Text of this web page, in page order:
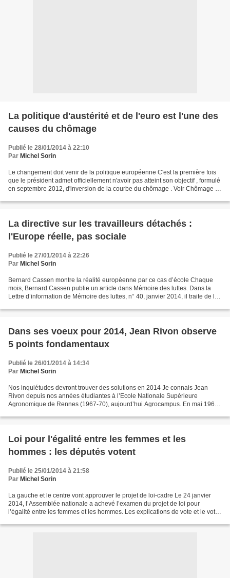
La politique d'austérité et de l'euro est l'une des
causes du chômage
Publié le 28/01/2014 à 22:10
Par Michel Sorin
Le changement doit venir de la politique européenne C'est la première fois
que le président admet officiellement n'avoir pas atteint son objectif , formulé
en septembre 2012, d'inversion de la courbe du chômage . Voir Chômage :
La directive sur les travailleurs détachés :
l'Europe réelle, pas sociale
Publié le 27/01/2014 à 22:26
Par Michel Sorin
Bernard Cassen montre la réalité européenne par ce cas d’école Chaque
mois, Bernard Cassen publie un article dans Mémoire des luttes. Dans la
Lettre d’information de Mémoire des luttes, n° 40, janvier 2014, il traite de la
Dans ses voeux pour 2014, Jean Rivon observe
5 points fondamentaux
Publié le 26/01/2014 à 14:34
Par Michel Sorin
Nos inquiétudes devront trouver des solutions en 2014 Je connais Jean
Rivon depuis nos années étudiantes à l’Ecole Nationale Supérieure
Agronomique de Rennes (1967-70), aujourd’hui Agrocampus. En mai 1968,
Loi pour l'égalité entre les femmes et les
hommes : les députés votent
Publié le 25/01/2014 à 21:58
Par Michel Sorin
La gauche et le centre vont approuver le projet de loi-cadre Le 24 janvier
2014, l’Assemblée nationale a achevé l’examen du projet de loi pour
l’égalité entre les femmes et les hommes. Les explications de vote et le vote